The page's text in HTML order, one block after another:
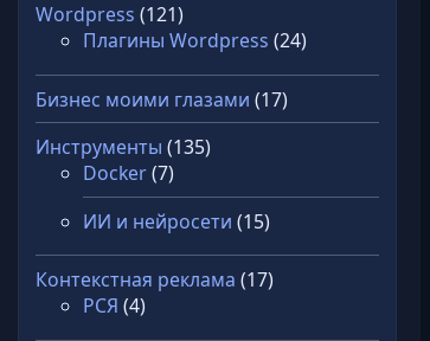
Wordpress (121)
Плагины Wordpress (24)
Бизнес моими глазами (17)
Инструменты (135)
Docker(7)
ИИ и нейросети (15)
Контекстная реклама (17)
РСЯ (4)